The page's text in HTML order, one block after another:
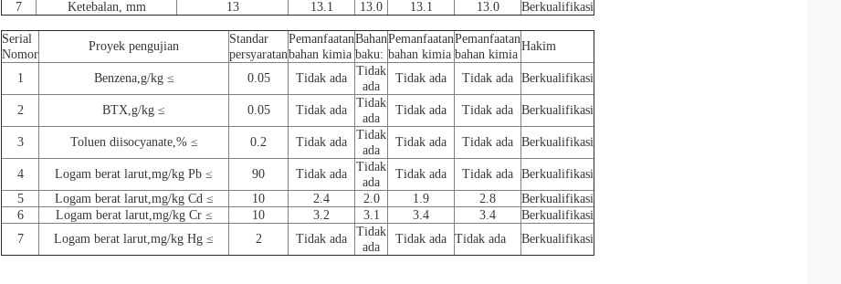
7
Ketebalan, mm 13 13.1 13.0 13.1 13.0 Berkualifikasi
Serial
Nomor
Proyek pengujian
Standar
persyaratan
Pemanfaatan
bahan kimia
Bahan
baku:
Pemanfaatan
bahan kimia
Pemanfaatan
bahan kimia
Hakim
1 Benzena,g/kg ≤ 0.05 Tidak ada
Tidak
ada
Tidak ada Tidak ada Berkualifikasi
2 BTX,g/kg ≤ 0.05 Tidak ada
Tidak
ada
Tidak ada Tidak ada Berkualifikasi
3 Toluen diisocyanate,% ≤ 0.2 Tidak ada
Tidak
ada
Tidak ada Tidak ada Berkualifikasi
4 Logam berat larut,mg/kg Pb ≤ 90 Tidak ada
Tidak
ada
Tidak ada Tidak ada Berkualifikasi
5
Logam berat larut,mg/kg Cd ≤ 10 2.4 2.0 1.9 2.8
Berkualifikasi
6
Logam berat larut,mg/kg Cr ≤ 10 3.2 3.1 3.4 3.4
Berkualifikasi
7
Logam berat larut,mg/kg Hg ≤ 2 Tidak ada
Tidak
ada
Tidak ada Tidak ada Berkualifikasi